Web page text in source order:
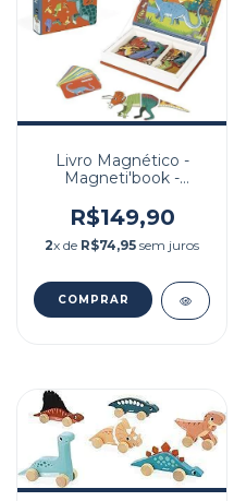
Livro Magnético -
Magneti'book -
R$149,90
2x de R$74,95 sem juros